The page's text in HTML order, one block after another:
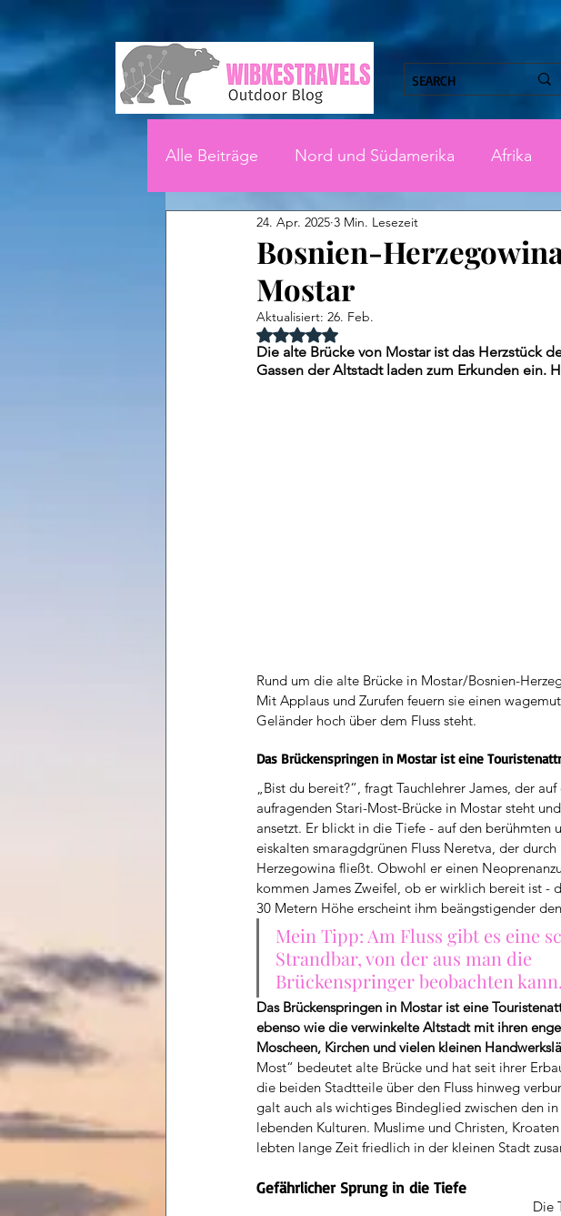
Alle Beiträge Nord und Südamerika Afrika
Bosnien-
Mostar
24. Apr. 2025 3 Min. Lesezeit
Aktualisiert: 26. Feb.
Mit NaN von 5 Sternen bewertet.
Die alte Brücke von Mostar ist das Herzstück
Gassen der Altstadt laden zum Erkunden ein.
Rund um die alte Brücke in Mostar/Bosnien-
Mit Applaus und Zurufen feuern sie einen
Geländer hoch über dem Fluss steht.
Das Brückenspringen in Mostar ist eine
„Bist du bereit?“, fragt Tauchlehrer James, der
aufragenden Stari-Most-Brücke in Mostar steht
ansetzt. Er blickt in die Tiefe - auf den berühmten
eiskalten smaragdgrünen Fluss Neretva, der durch
Herzegowina fließt. Obwohl er einen
kommen James Zweifel, ob er wirklich bereit ist -
30 Metern Höhe erscheint ihm beängstigender
Mein Tipp: Am Fluss gibt es eine
Strandbar, von der aus man die
Brückenspringer beobachten kann.
Das Brückenspringen in Mostar ist eine
ebenso wie die verwinkelte Altstadt mit ihren
Moscheen, Kirchen und vielen kleinen
Most“ bedeutet alte Brücke und hat seit ihrer
die beiden Stadtteile über den Fluss hinweg
galt auch als wichtiges Bindeglied zwischen den
lebenden Kulturen. Muslime und Christen,
lebten lange Zeit friedlich in der kleinen Stadt
Gefährlicher Sprung in die Tiefe
Die